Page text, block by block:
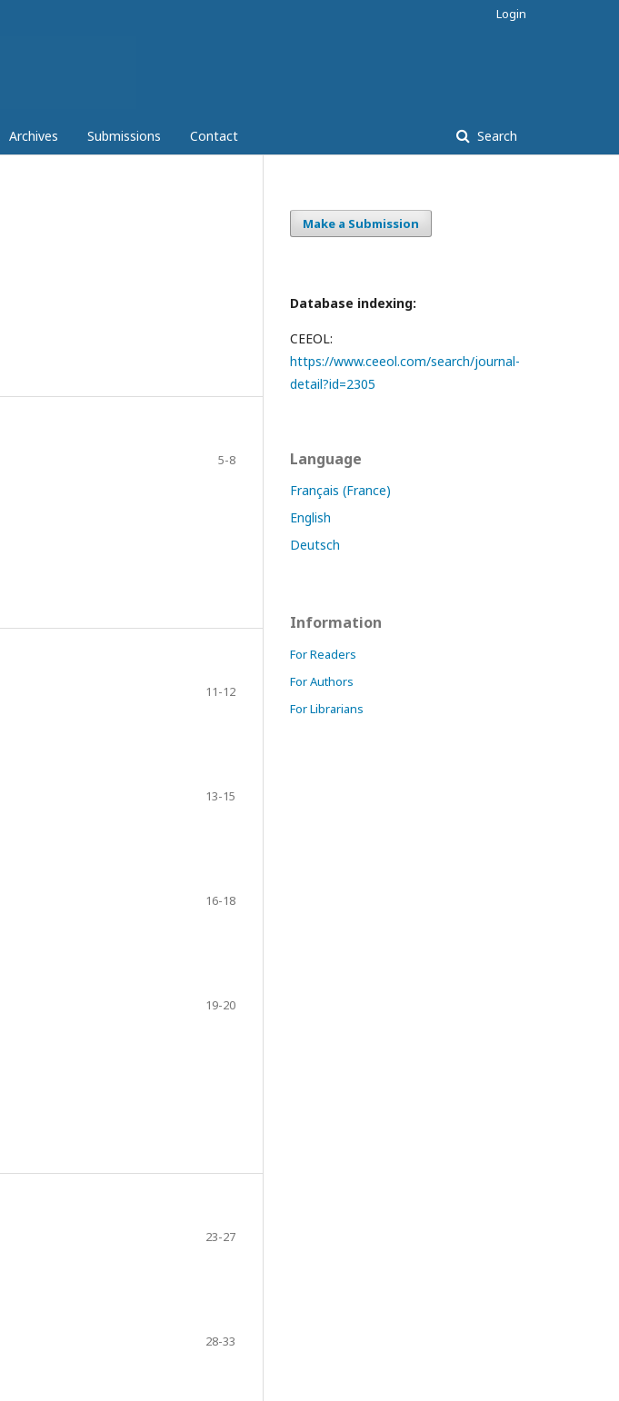
Archives Submissions Contact Search
Login
5-8
11-12
13-15
16-18
19-20
23-27
28-33
Make a Submission
Database indexing:
CEEOL:
https://www.ceeol.com/search/journal-
detail?id=2305
Language
Français (France)
English
Deutsch
Information
For Readers
For Authors
For Librarians